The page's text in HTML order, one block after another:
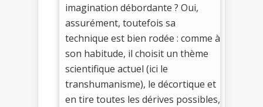
imagination débordante ? Oui,
assurément, toutefois sa
technique est bien rodée : comme à
son habitude, il choisit un thème
scientifique actuel (ici le
transhumanisme), le décortique et
en tire toutes les dérives possibles,